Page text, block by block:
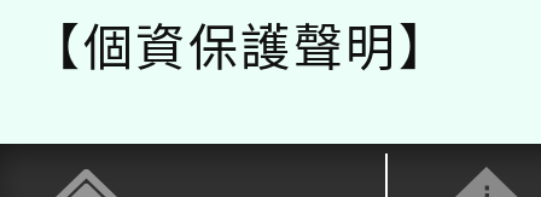
【個資保護聲明】